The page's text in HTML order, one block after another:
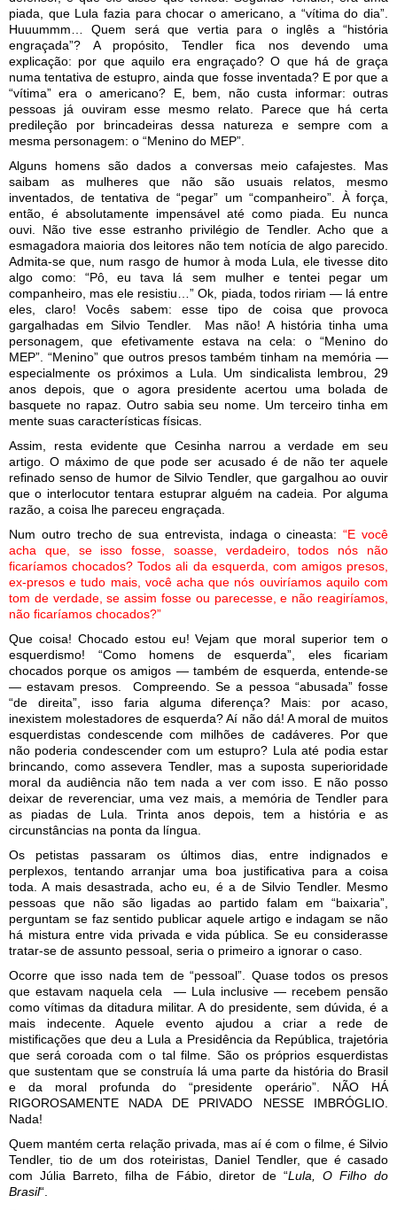
piada, que Lula fazia para chocar o americano, a “vítima do dia”.
Huuummm… Quem será que vertia para o inglês a “história
engraçada”? A propósito, Tendler fica nos devendo uma
explicação: por que aquilo era engraçado? O que há de graça
numa tentativa de estupro, ainda que fosse inventada? E por que a
“vítima” era o americano? E, bem, não custa informar: outras
pessoas já ouviram esse mesmo relato. Parece que há certa
predileção por brincadeiras dessa natureza e sempre com a
mesma personagem: o “Menino do MEP”.
Alguns homens são dados a conversas meio cafajestes. Mas
saibam as mulheres que não são usuais relatos, mesmo
inventados, de tentativa de “pegar” um “companheiro”. À força,
então, é absolutamente impensável até como piada. Eu nunca
ouvi. Não tive esse estranho privilégio de Tendler. Acho que a
esmagadora maioria dos leitores não tem notícia de algo parecido.
Admita-se que, num rasgo de humor à moda Lula, ele tivesse dito
algo como: “Pô, eu tava lá sem mulher e tentei pegar um
companheiro, mas ele resistiu…” Ok, piada, todos ririam — lá entre
eles, claro! Vocês sabem: esse tipo de coisa que provoca
gargalhadas em Silvio Tendler. Mas não! A história tinha uma
personagem, que efetivamente estava na cela: o “Menino do
MEP”. “Menino” que outros presos também tinham na memória —
especialmente os próximos a Lula. Um sindicalista lembrou, 29
anos depois, que o agora presidente acertou uma bolada de
basquete no rapaz. Outro sabia seu nome. Um terceiro tinha em
mente suas características físicas.
Assim, resta evidente que Cesinha narrou a verdade em seu
artigo. O máximo de que pode ser acusado é de não ter aquele
refinado senso de humor de Silvio Tendler, que gargalhou ao ouvir
que o interlocutor tentara estuprar alguém na cadeia. Por alguma
razão, a coisa lhe pareceu engraçada.
Num outro trecho de sua entrevista, indaga o cineasta:“E você
acha que, se isso fosse, soasse, verdadeiro, todos nós não
ficaríamos chocados? Todos ali da esquerda, com amigos presos,
ex-presos e tudo mais, você acha que nós ouviríamos aquilo com
tom de verdade, se assim fosse ou parecesse, e não reagiríamos,
não ficaríamos chocados?”
Que coisa! Chocado estou eu! Vejam que moral superior tem o
esquerdismo! “Como homens de esquerda”, eles ficariam
chocados porque os amigos — também de esquerda, entende-se
— estavam presos. Compreendo. Se a pessoa “abusada” fosse
“de direita”, isso faria alguma diferença? Mais: por acaso,
inexistem molestadores de esquerda? Aí não dá! A moral de muitos
esquerdistas condescende com milhões de cadáveres. Por que
não poderia condescender com um estupro? Lula até podia estar
brincando, como assevera Tendler, mas a suposta superioridade
moral da audiência não tem nada a ver com isso. E não posso
deixar de reverenciar, uma vez mais, a memória de Tendler para
as piadas de Lula. Trinta anos depois, tem a história e as
circunstâncias na ponta da língua.
Os petistas passaram os últimos dias, entre indignados e
perplexos, tentando arranjar uma boa justificativa para a coisa
toda. A mais desastrada, acho eu, é a de Silvio Tendler. Mesmo
pessoas que não são ligadas ao partido falam em “baixaria”,
perguntam se faz sentido publicar aquele artigo e indagam se não
há mistura entre vida privada e vida pública. Se eu considerasse
tratar-se de assunto pessoal, seria o primeiro a ignorar o caso.
Ocorre que isso nada tem de “pessoal”. Quase todos os presos
que estavam naquela cela — Lula inclusive — recebem pensão
como vítimas da ditadura militar. A do presidente, sem dúvida, é a
mais indecente. Aquele evento ajudou a criar a rede de
mistificações que deu a Lula a Presidência da República, trajetória
que será coroada com o tal filme. São os próprios esquerdistas
que sustentam que se construía lá uma parte da história do Brasil
e da moral profunda do “presidente operário”. NÃO HÁ
RIGOROSAMENTE NADA DE PRIVADO NESSE IMBRÓGLIO.
Nada!
Quem mantém certa relação privada, mas aí é com o filme, é Silvio
Tendler, tio de um dos roteiristas, Daniel Tendler, que é casado
com Júlia Barreto, filha de Fábio, diretor de “Lula, O Filho do
Brasil“.